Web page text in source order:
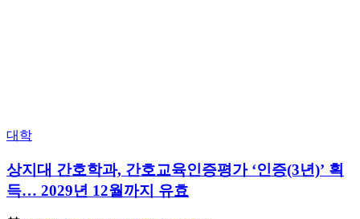
Posted
대학
상지대 간호학과, 간호교육인증평가 ‘인증(3년)’ 획
득… 2029년 12월까지 유효